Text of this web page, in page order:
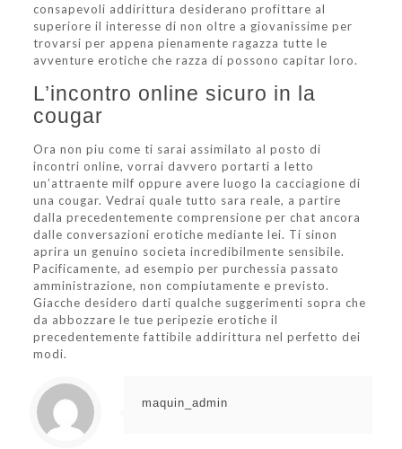
consapevoli addirittura desiderano profittare al
superiore il interesse di non oltre a giovanissime per
trovarsi per appena pienamente ragazza tutte le
avventure erotiche che razza di possono capitar loro.
L’incontro online sicuro in la
cougar
Ora non piu come ti sarai assimilato al posto di
incontri online, vorrai davvero portarti a letto
un’attraente milf oppure avere luogo la cacciagione di
una cougar. Vedrai quale tutto sara reale, a partire
dalla precedentemente comprensione per chat ancora
dalle conversazioni erotiche mediante lei. Ti sinon
aprira un genuino societa incredibilmente sensibile.
Pacificamente, ad esempio per purchessia passato
amministrazione, non compiutamente e previsto.
Giacche desidero darti qualche suggerimenti sopra che
da abbozzare le tue peripezie erotiche il
precedentemente fattibile addirittura nel perfetto dei
modi.
maquin_admin